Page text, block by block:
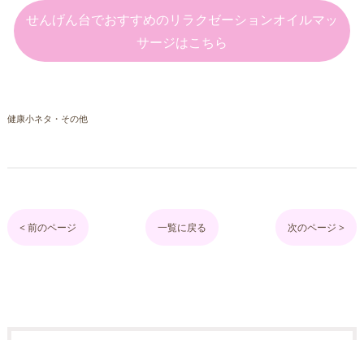
せんげん台でおすすめのリラクゼーションオイルマッ
サージはこちら
健康小ネタ・その他
< 前のページ 一覧に戻る 次のページ >